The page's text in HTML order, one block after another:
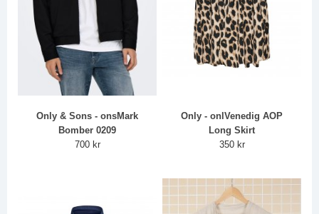
Only & Sons - onsMark
Bomber 0209
700 kr
Only - onlVenedig AOP
Long Skirt
350 kr